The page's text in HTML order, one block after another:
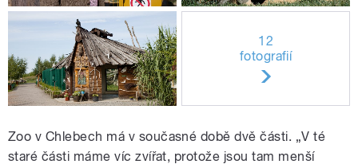
12
fotografií
Zoo v Chlebech má v současné době dvě části. „V té
staré části máme víc zvířat, protože jsou tam menší